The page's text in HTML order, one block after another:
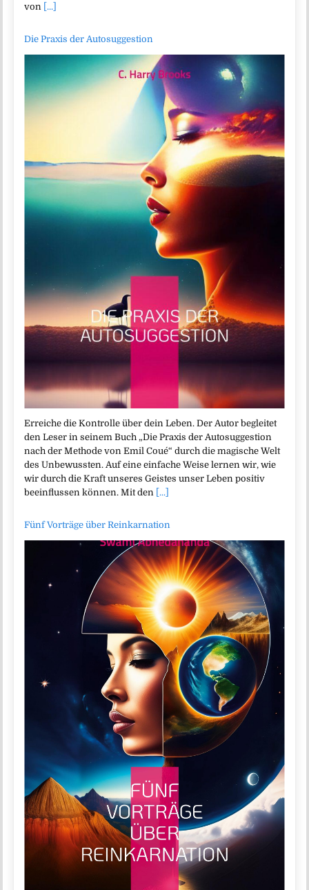
von [...]
Die Praxis der Autosuggestion
Erreiche die Kontrolle über dein Leben. Der Autor begleitet
den Leser in seinem Buch „Die Praxis der Autosuggestion
nach der Methode von Emil Coué“ durch die magische Welt
des Unbewussten. Auf eine einfache Weise lernen wir, wie
wir durch die Kraft unseres Geistes unser Leben positiv
beeinflussen können. Mit den [...]
Fünf Vorträge über Reinkarnation